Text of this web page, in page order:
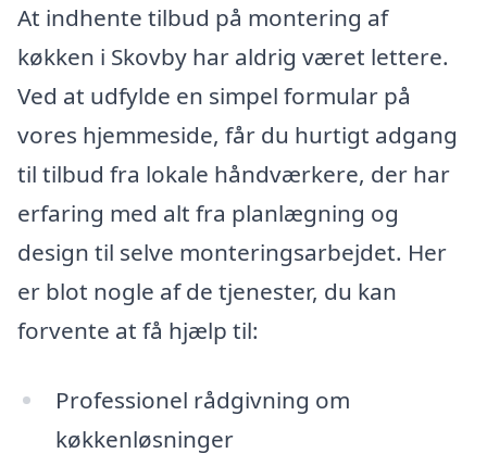
At indhente tilbud på montering af
køkken i Skovby har aldrig været lettere.
Ved at udfylde en simpel formular på
vores hjemmeside, får du hurtigt adgang
til tilbud fra lokale håndværkere, der har
erfaring med alt fra planlægning og
design til selve monteringsarbejdet. Her
er blot nogle af de tjenester, du kan
forvente at få hjælp til:
Professionel rådgivning om
køkkenløsninger